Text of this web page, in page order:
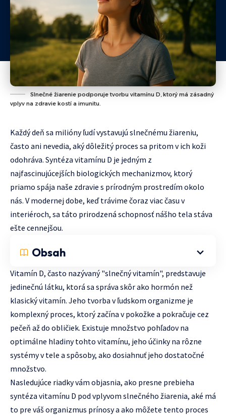
Slnečné žiarenie podporuje tvorbu vitamínu D, ktorý má zásadný
vplyv na zdravie kostí a imunitu.
Každý deň sa milióny ľudí vystavujú slnečnému žiareniu,
často ani nevedia, aký dôležitý proces sa pritom v ich koži
odohráva. Syntéza vitamínu D je jedným z
najfascinujúcejších biologických mechanizmov, ktorý
priamo spája naše zdravie s prírodným prostredím okolo
nás. V modernej dobe, keď trávime čoraz viac času v
interiéroch, sa táto prirodzená schopnosť nášho tela stáva
ešte cennejšou.
Obsah
Vitamín D, často nazývaný "slnečný vitamín", predstavuje
jedinečnú látku, ktorá sa správa skôr ako hormón než
klasický vitamín. Jeho tvorba v ľudskom organizme je
komplexný proces, ktorý začína v pokožke a pokračuje cez
pečeň až do obličiek. Existuje množstvo pohľadov na
optimálne hladiny tohto vitamínu, jeho účinky na rôzne
systémy v tele a spôsoby, ako dosiahnuť jeho dostatočné
množstvo.
Nasledujúce riadky vám objasnia, ako presne prebieha
syntéza vitamínu D pod vplyvom slnečného žiarenia, aké má
to pre váš organizmus prínosy a ako môžete tento proces